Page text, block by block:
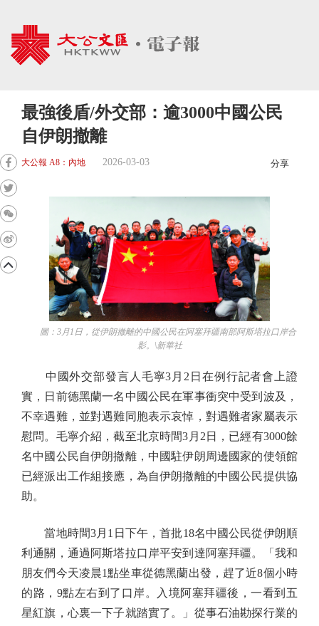
最強後盾/外交部：逾3000中國公民
自伊朗撤離
大公報 A8：內地 2026-03-03 分享
圖：3月1日，從伊朗撤離的中國公民在阿塞拜疆南部阿斯塔拉口岸合
影。\新華社
中國外交部發言人毛寧3月2日在例行記者會上證
實，日前德黑蘭一名中國公民在軍事衝突中受到波及，
不幸遇難，並對遇難同胞表示哀悼，對遇難者家屬表示
慰問。毛寧介紹，截至北京時間3月2日，已經有3000餘
名中國公民自伊朗撤離，中國駐伊朗周邊國家的使領館
已經派出工作組接應，為自伊朗撤離的中國公民提供協
助。
當地時間3月1日下午，首批18名中國公民從伊朗順
利通關，通過阿斯塔拉口岸平安到達阿塞拜疆。「我和
朋友們今天凌晨1點坐車從德黑蘭出發，趕了近8個小時
的路，9點左右到了口岸。入境阿塞拜疆後，一看到五
星紅旗，心裏一下子就踏實了。」從事石油勘探行業的